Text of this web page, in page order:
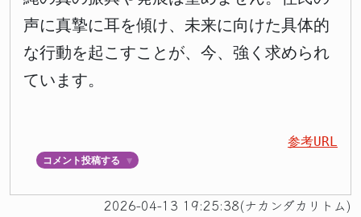
声に真摯に耳を傾け、未来に向けた具体的
な行動を起こすことが、今、強く求められ
ています。
参考URL
コメント投稿する ▼
2026-04-13 19:25:38(ナカンダカリトム)